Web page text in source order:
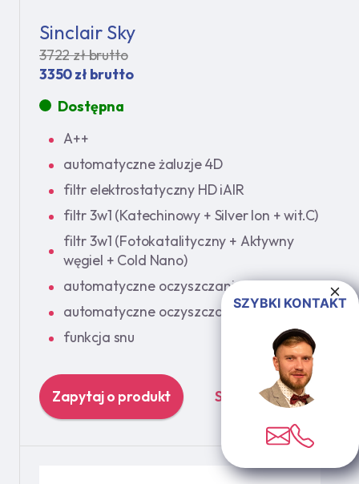
Sinclair Sky
3722 zł brutto
3350 zł brutto
Dostępna
A++
automatyczne żaluzje 4D
filtr elektrostatyczny HD iAIR
filtr 3w1 (Katechinowy + Silver Ion + wit.C)
filtr 3w1 (Fotokatalityczny + Aktywny
węgiel + Cold Nano)
automatyczne oczyszczanie iAIR
automatyczne oczyszczanie iClean
funkcja snu
Zapytaj o produkt Szczegóły
SZYBKI KONTAKT